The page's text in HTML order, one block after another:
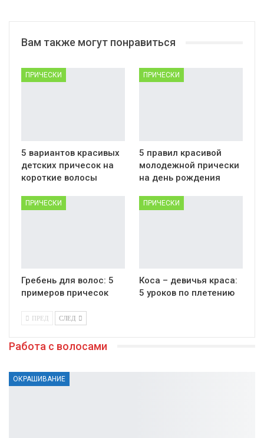
Вам также могут понравиться
ПРИЧЕСКИ
5 вариантов красивых
детских причесок на
короткие волосы
ПРИЧЕСКИ
5 правил красивой
молодежной прически
на день рождения
ПРИЧЕСКИ
Гребень для волос: 5
примеров причесок
ПРИЧЕСКИ
Коса – девичья краса:
5 уроков по плетению
ПРЕД СЛЕД
Работа с волосами
ОКРАШИВАНИЕ